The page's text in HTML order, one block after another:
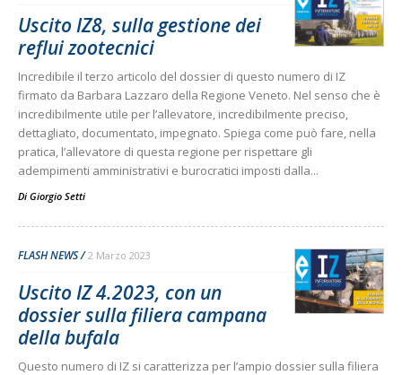
Uscito IZ8, sulla gestione dei
reflui zootecnici
Incredibile il terzo articolo del dossier di questo numero di IZ
firmato da Barbara Lazzaro della Regione Veneto. Nel senso che è
incredibilmente utile per l’allevatore, incredibilmente preciso,
dettagliato, documentato, impegnato. Spiega come può fare, nella
pratica, l’allevatore di questa regione per rispettare gli
adempimenti amministrativi e burocratici imposti dalla...
Di Giorgio Setti
FLASH NEWS 2 Marzo 2023
Uscito IZ 4.2023, con un
dossier sulla filiera campana
della bufala
Questo numero di IZ si caratterizza per l’ampio dossier sulla filiera